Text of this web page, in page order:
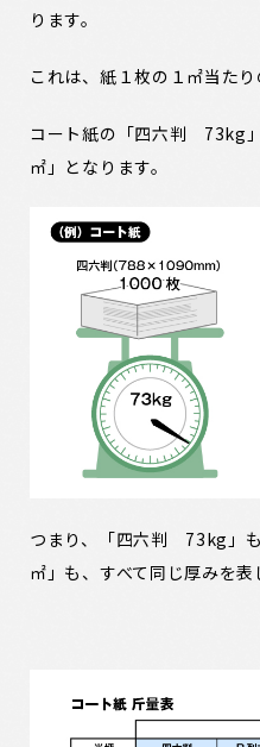
ります。
これは、紙１枚の１㎡当たり
コート紙の「四六判 73kg
㎡」となります。
つまり、「四六判 73kg」
㎡」も、すべて同じ厚みを表